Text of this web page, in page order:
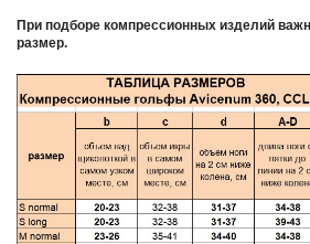
При подборе компрессионных изделий
размер.